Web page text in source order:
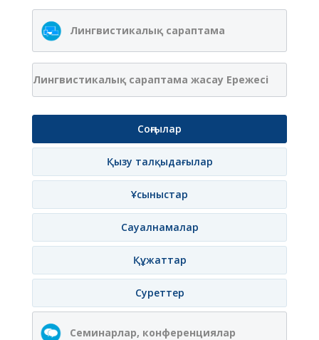
Лингвистикалық сараптама
Лингвистикалық сараптама жасау Ережесі
Соңғылар
Қызу талқыдағылар
Ұсыныстар
Сауалнамалар
Құжаттар
Суреттер
Семинарлар, конференциялар